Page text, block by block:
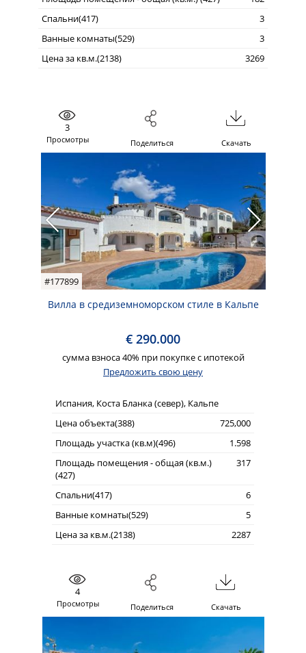
Спальни(417)
3
Ванные комнаты(529)
3
Цена за кв.м.(2138)
3269
3
Просмотры Поделиться Скачать
#177899
Вилла в средиземноморском стиле в Кальпе
€ 290.000
сумма взноса 40% при покупке с ипотекой
Предложить свою цену
Испания, Коста Бланка (север), Кальпе
Цена объекта(388)
725,000
Площадь участка (кв.м)(496)
1.598
Площадь помещения - общая (кв.м.)
(427)
317
Спальни(417)
6
Ванные комнаты(529)
5
Цена за кв.м.(2138)
2287
4
Просмотры Поделиться Скачать